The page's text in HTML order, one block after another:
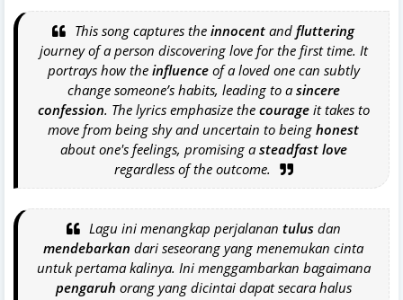
This song captures the innocent and fluttering
journey of a person discovering love for the first time. It
portrays how the influenceof a loved one can subtly
change someone’s habits, leading to asincere
confession. The lyrics emphasize the courageit takes to
move from being shy and uncertain to being honest
about one's feelings, promising asteadfast love
regardless of the outcome.
Lagu ini menangkap perjalanan tulusdan
mendebarkan dari seseorang yang menemukan cinta
untuk pertama kalinya. Ini menggambarkan bagaimana
pengaruh orang yang dicintai dapat secara halus